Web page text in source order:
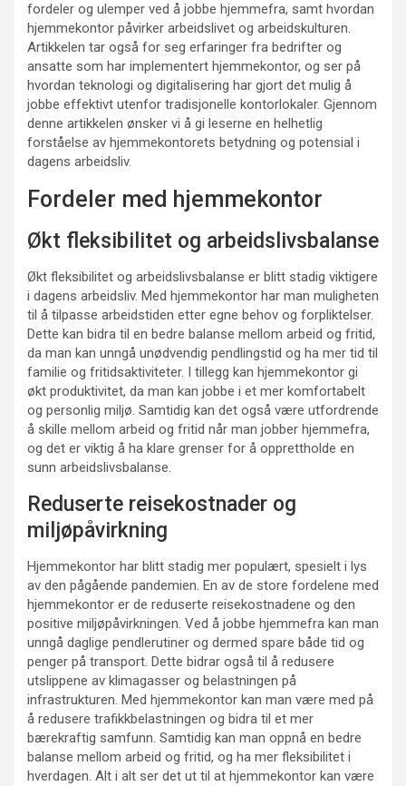
fordeler og ulemper ved å jobbe hjemmefra, samt hvordan
hjemmekontor påvirker arbeidslivet og arbeidskulturen.
Artikkelen tar også for seg erfaringer fra bedrifter og
ansatte som har implementert hjemmekontor, og ser på
hvordan teknologi og digitalisering har gjort det mulig å
jobbe effektivt utenfor tradisjonelle kontorlokaler. Gjennom
denne artikkelen ønsker vi å gi leserne en helhetlig
forståelse av hjemmekontorets betydning og potensial i
dagens arbeidsliv.
Fordeler med hjemmekontor
Økt fleksibilitet og arbeidslivsbalanse
Økt fleksibilitet og arbeidslivsbalanse er blitt stadig viktigere
i dagens arbeidsliv. Med hjemmekontor har man muligheten
til å tilpasse arbeidstiden etter egne behov og forpliktelser.
Dette kan bidra til en bedre balanse mellom arbeid og fritid,
da man kan unngå unødvendig pendlingstid og ha mer tid til
familie og fritidsaktiviteter. I tillegg kan hjemmekontor gi
økt produktivitet, da man kan jobbe i et mer komfortabelt
og personlig miljø. Samtidig kan det også være utfordrende
å skille mellom arbeid og fritid når man jobber hjemmefra,
og det er viktig å ha klare grenser for å opprettholde en
sunn arbeidslivsbalanse.
Reduserte reisekostnader og
miljøpåvirkning
Hjemmekontor har blitt stadig mer populært, spesielt i lys
av den pågående pandemien. En av de store fordelene med
hjemmekontor er de reduserte reisekostnadene og den
positive miljøpåvirkningen. Ved å jobbe hjemmefra kan man
unngå daglige pendlerutiner og dermed spare både tid og
penger på transport. Dette bidrar også til å redusere
utslippene av klimagasser og belastningen på
infrastrukturen. Med hjemmekontor kan man være med på
å redusere trafikkbelastningen og bidra til et mer
bærekraftig samfunn. Samtidig kan man oppnå en bedre
balanse mellom arbeid og fritid, og ha mer fleksibilitet i
hverdagen. Alt i alt ser det ut til at hjemmekontor kan være